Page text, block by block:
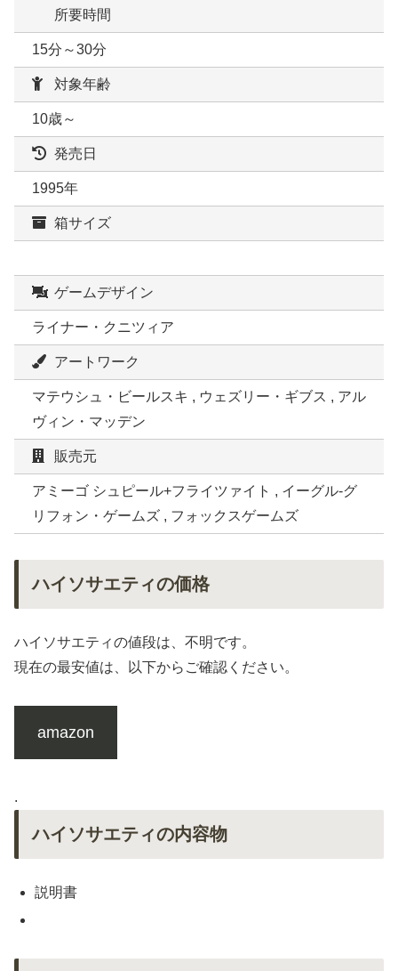
所要時間
15分～30分
対象年齢
10歳～
発売日
1995年
箱サイズ
ゲームデザイン
ライナー・クニツィア
アートワーク
マテウシュ・ビールスキ , ウェズリー・ギブス , アル
ヴィン・マッデン
販売元
アミーゴ シュピール+フライツァイト , イーグル-グ
リフォン・ゲームズ , フォックスゲームズ
ハイソサエティの価格
ハイソサエティの値段は、不明です。
現在の最安値は、以下からご確認ください。
amazon
.
ハイソサエティの内容物
説明書